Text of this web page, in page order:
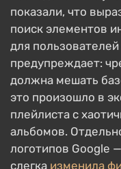
показали, что
поиск элементов
для
предупреждает:
должна мешать
это произошло в
плейлиста с
альбомов.
логотипов Google
слегка изменила